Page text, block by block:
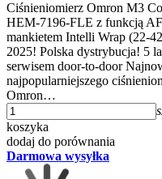
Ciśnieniomierz Omron M3
HEM-7196-FLE z funkcją
mankietem Intelli Wrap (22-
2025! Polska dystrybucja! 5
serwisem door-to-door
najpopularniejszego
Omron…
koszyka
dodaj do porównania
Darmowa wysyłka